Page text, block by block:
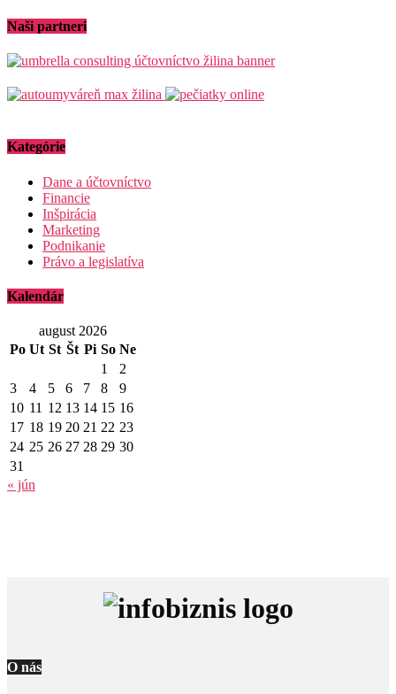
Naši partneri
Kategórie
Dane a účtovníctvo
Financie
Inšpirácia
Marketing
Podnikanie
Právo a legislatíva
Kalendár
august 2026
Po Ut St Št Pi So Ne
1
2
3
4 5 6 7 8
9
10 11 12 13 14 15 16
17 18 19 20 21 22 23
24 25 26 27 28 29 30
31
« jún
O nás